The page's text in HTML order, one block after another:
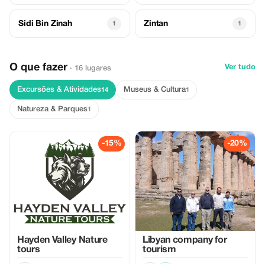
Sidi Bin Zinah 1 Zintan 1
O que fazer · 16 lugares Ver tudo
Excursões & Atividades14 Museus & Cultura1
Natureza & Parques1
-15%
Hayden Valley Nature
tours
-20%
Libyan company for
tourism